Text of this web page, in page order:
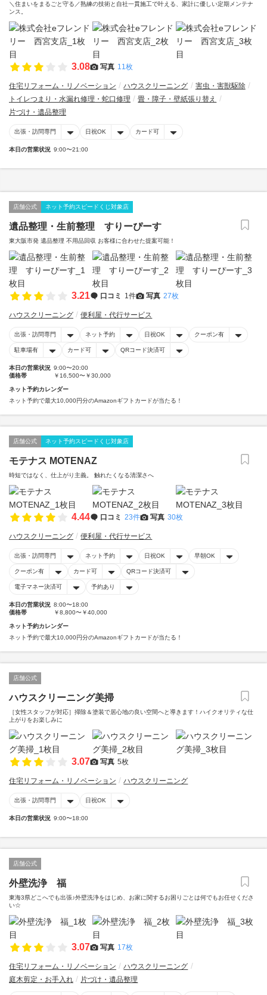
＼住まいをまるごと守る／熟練の技術と自社一貫施工で叶える、家計に優しい定期メンテナ
ンス。
3.08 写真 11枚
住宅リフォーム・リノベーション ハウスクリーニング
害虫・害獣駆除
トイレつまり・水漏れ修理・蛇口修理
畳・障子・壁紙張り替え
片づけ・遺品整理
出張・訪問専門 日祝OK カード可
本日の営業状況 9:00〜21:00
店舗公式 ネット予約スピードくじ対象店
遺品整理・生前整理 すりーぴーす
東大阪市発 遺品整理 不用品回収 お客様に合わせた提案可能！
3.21 口コミ 1件 写真 27枚
ハウスクリーニング 便利屋・代行サービス
出張・訪問専門 ネット予約 日祝OK クーポン有
駐車場有 カード可 QRコード決済可
本日の営業状況 9:00〜20:00
価格帯
￥16,500〜￥30,000
ネット予約カレンダー
ネット予約で最大10,000円分のAmazonギフトカードが当たる！
店舗公式 ネット予約スピードくじ対象店
モテナス MOTENAZ
時短ではなく、仕上がり主義。 触れたくなる清潔さへ
4.44 口コミ 23件 写真 30枚
ハウスクリーニング 便利屋・代行サービス
出張・訪問専門 ネット予約 日祝OK 早朝OK
クーポン有 カード可 QRコード決済可
電子マネー決済可 予約あり
本日の営業状況 8:00〜18:00
価格帯
￥8,800〜￥40,000
ネット予約カレンダー
ネット予約で最大10,000円分のAmazonギフトカードが当たる！
店舗公式
ハウスクリーニング美掃
［女性スタッフが対応］掃除＆塗装で居心地の良い空間へと導きます！ハイクオリティな仕
上がりをお楽しみに
3.07 写真 5枚
住宅リフォーム・リノベーション ハウスクリーニング
出張・訪問専門 日祝OK
本日の営業状況 9:00〜18:00
店舗公式
外壁洗浄 福
東海3県どこへでも出張♪外壁洗浄をはじめ、お家に関するお困りごとは何でもお任せくださ
い☆
3.07 写真 17枚
住宅リフォーム・リノベーション
ハウスクリーニング
庭木剪定・お手入れ
片づけ・遺品整理